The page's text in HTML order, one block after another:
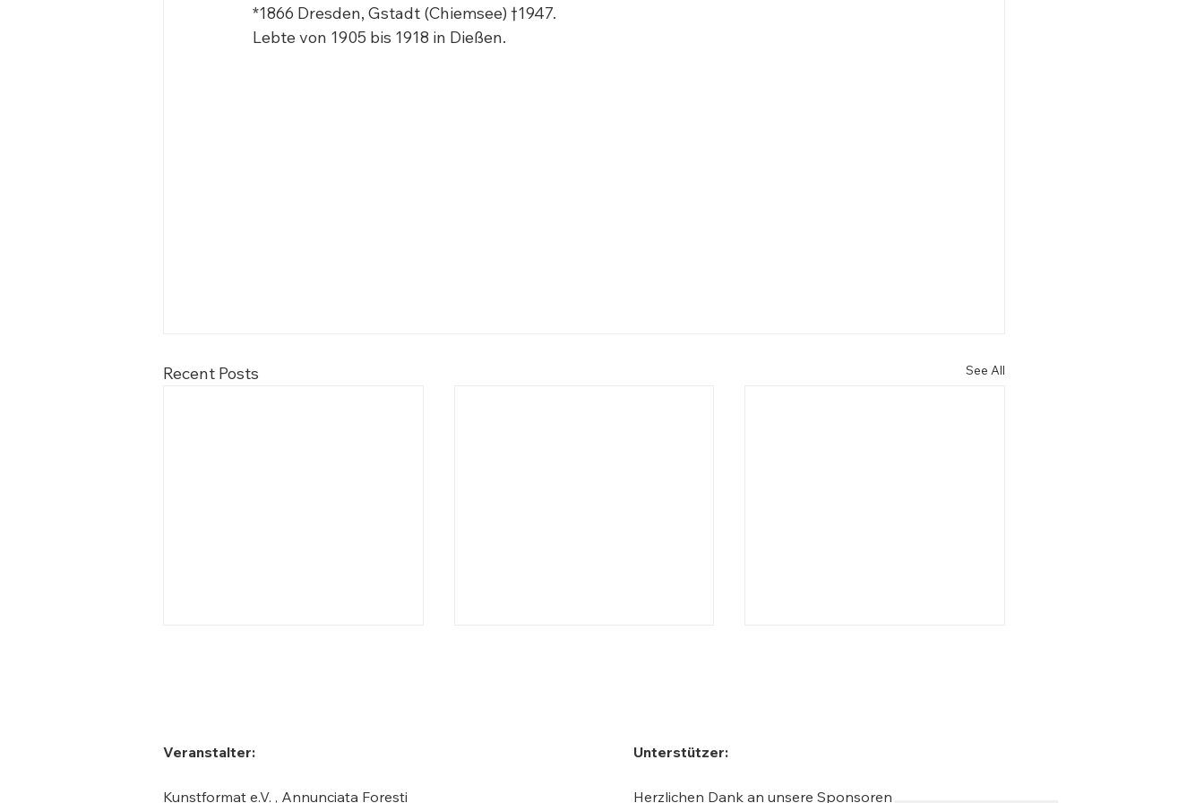
*1866 Dresden, Gstadt (Chiemsee) †1947.
Lebte von 1905 bis 1918 in Dießen.
Recent Posts See All
Philipp Luidl, Schriftsteller
Veranstalter:
Kunstformat e.V. , Annunciata Foresti
Unterstützer:
Herzlichen Dank an unsere Sponsoren